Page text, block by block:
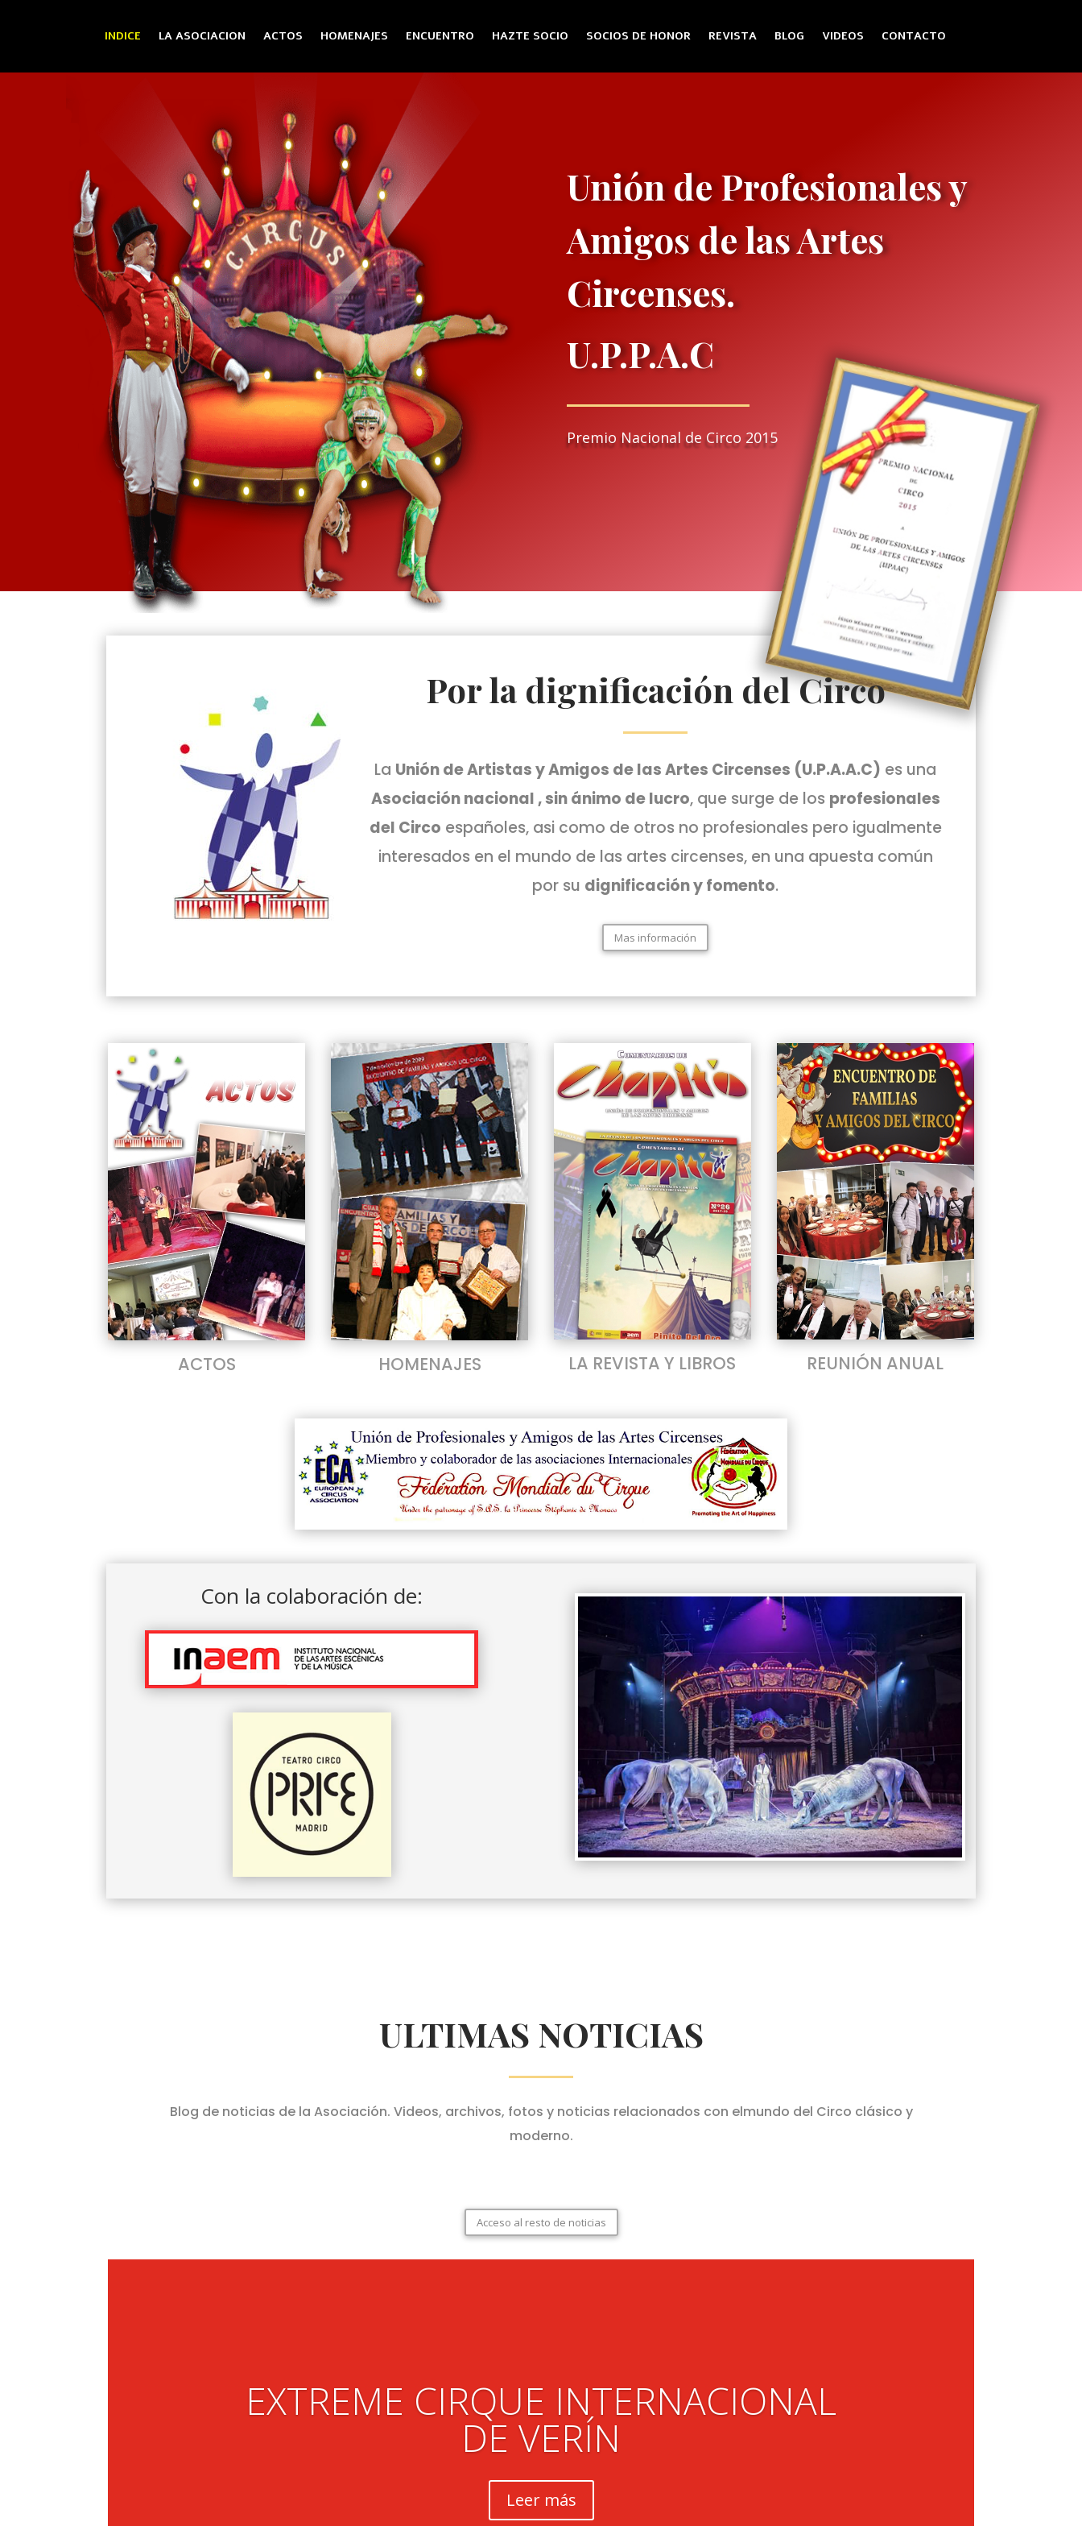
INDICE LA ASOCIACION ACTOS HOMENAJES ENCUENTRO HAZTE SOCIO SOCIOS DE HONOR REVISTA BLOG VIDEOS CONTACTO
Unión de Profesionales y
Amigos de las Artes
Circenses.
U.P.P.A.C
Premio Nacional de Circo 2015
Por la dignificación del Circo
La Unión de Artistas y Amigos de las Artes Circenses (U.P.A.A.C) es una
Asociación nacional , sin ánimo de lucro, que surge de los profesionales
del Circo españoles, asi como de otros no profesionales pero igualmente
interesados en el mundo de las artes circenses, en una apuesta común
por su dignificación y fomento.
Mas información
ACTOS HOMENAJES LA REVISTA Y LIBROS REUNIÓN ANUAL
Con la colaboración de:
ULTIMAS NOTICIAS
Blog de noticias de la Asociación. Videos, archivos, fotos y noticias relacionados con elmundo del Circo clásico y
moderno.
Acceso al resto de noticias
EXTREME CIRQUE INTERNACIONAL
DE VERÍN
Leer más